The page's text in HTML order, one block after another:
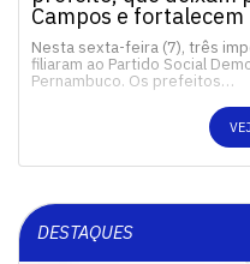
Campos e
Nesta sexta-feira (7), três
filiaram ao Partido Social
Pernambuco. Os prefeitos…
DESTAQUES